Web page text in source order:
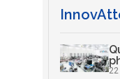
22